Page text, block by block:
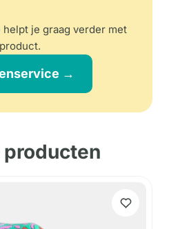
je graag verder met
→